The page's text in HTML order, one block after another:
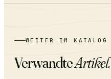
WEITER IM KATALOG
VerwandteArtikel.